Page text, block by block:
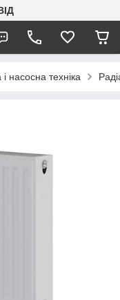
насосна техніка